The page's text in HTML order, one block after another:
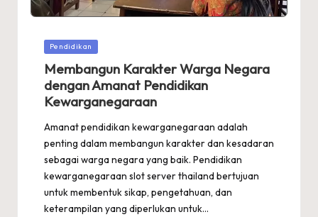
Posted
Pendidikan
Membangun Karakter Warga Negara
dengan Amanat Pendidikan
Kewarganegaraan
Amanat pendidikan kewarganegaraan adalah
penting dalam membangun karakter dan kesadaran
sebagai warga negara yang baik. Pendidikan
kewarganegaraan slot server thailand bertujuan
untuk membentuk sikap, pengetahuan, dan
keterampilan yang diperlukan untuk…